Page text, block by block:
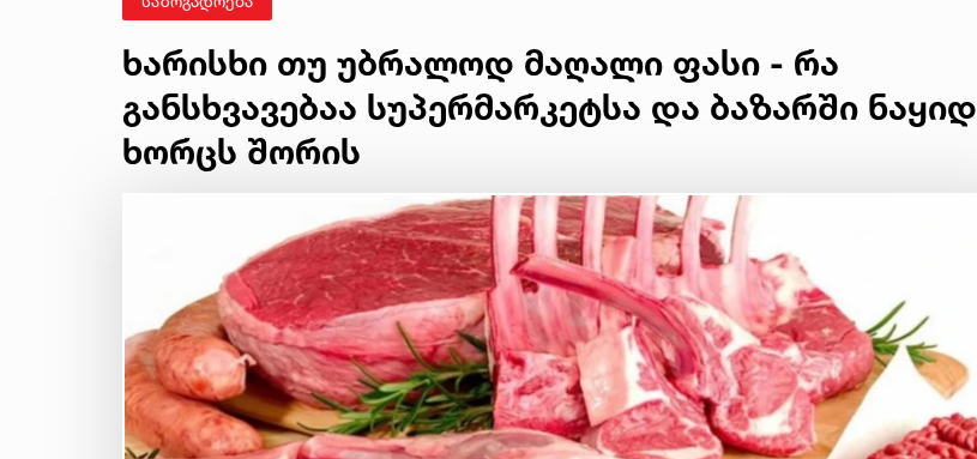
ხარისხი თუ უბრალოდ მაღალი ფასი - რა
განსხვავებაა სუპერმარკეტსა და ბაზარში ნაყიდ
ხორცს შორის